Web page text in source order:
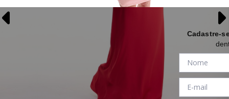
Cadastre-